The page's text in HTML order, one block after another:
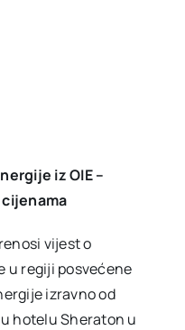
iz OIE –
vijest o
u regiji posvećene
izravno od
hotelu Sheraton u